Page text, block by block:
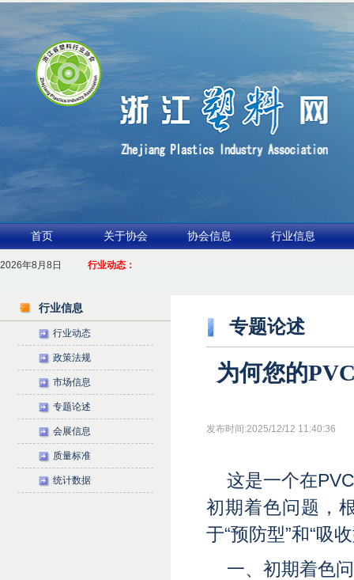
首页 关于协会 协会信息 行业信息
2026年8月8日 行业动态：
1.聚力产业链 共启新征程
行业信息
行业动态
政策法规
市场信息
专题论述
会展信息
质量标准
统计数据
专题论述
为何您的
发布时间:2025/12/12 11:40:36
这是一个在
初期着色问题，
于“预防型”和“吸
一、初期着色